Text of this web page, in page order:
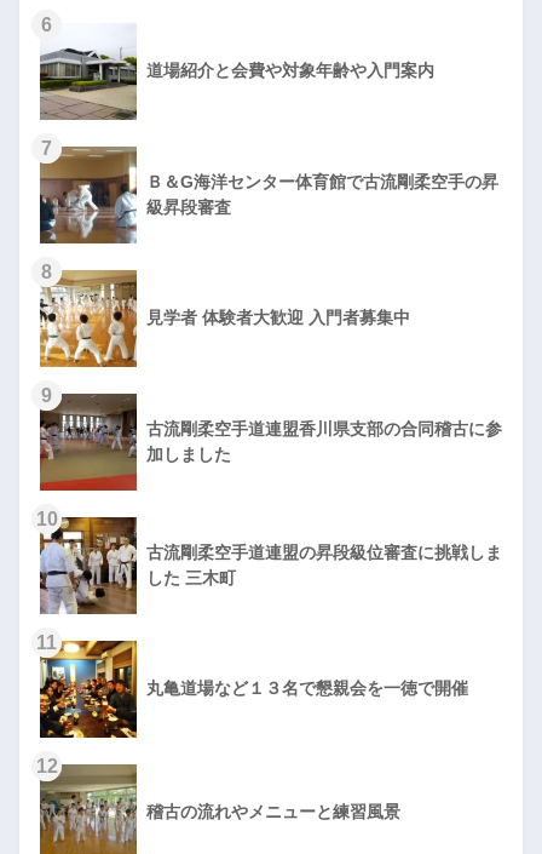
6
道場紹介と会費や対象年齢や入門案内
7
Ｂ＆G海洋センター体育館で古流剛柔空手の昇
級昇段審査
8
見学者 体験者大歓迎 入門者募集中
9
古流剛柔空手道連盟香川県支部の合同稽古に参
加しました
10
古流剛柔空手道連盟の昇段級位審査に挑戦しま
した 三木町
11
丸亀道場など１３名で懇親会を一徳で開催
12
稽古の流れやメニューと練習風景